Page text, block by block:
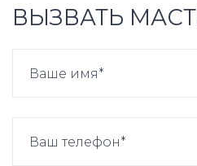
ВЫЗВАТЬ